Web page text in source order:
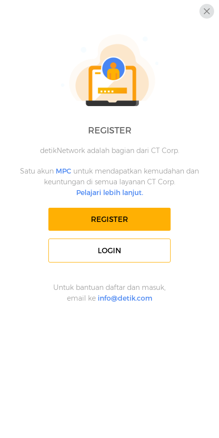
REGISTER
detikNetwork adalah bagian dari CT Corp.
Satu akun MPC untuk mendapatkan kemudahan dan
keuntungan di semua layanan CT Corp.
Pelajari lebih lanjut.
REGISTER
LOGIN
Untuk bantuan daftar dan masuk,
email ke info@detik.com